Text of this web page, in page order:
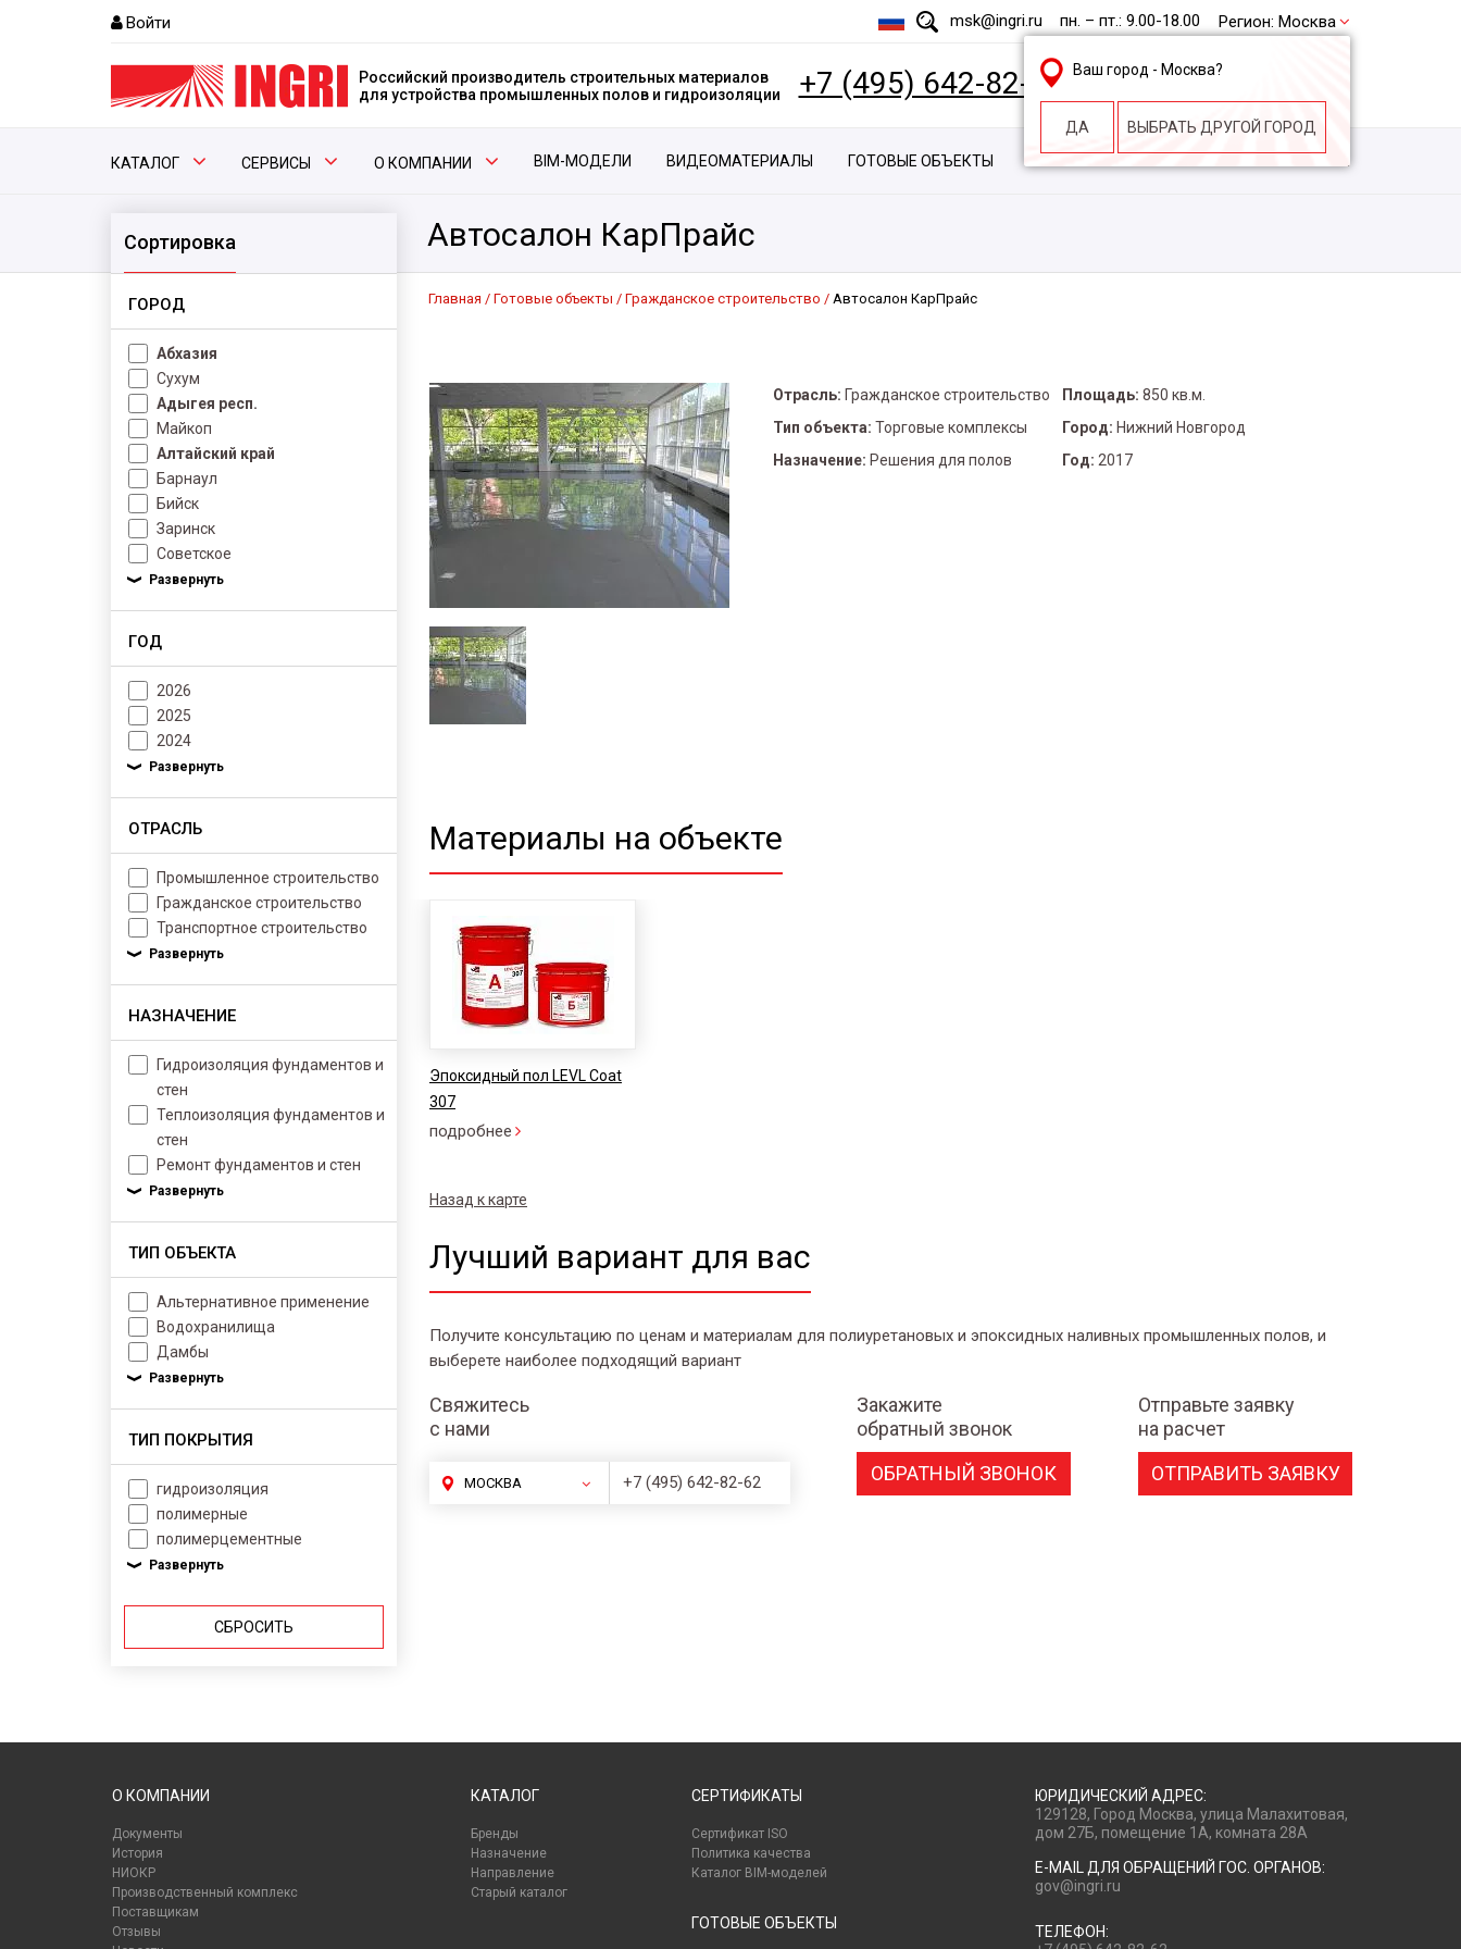
Войти msk@ingri.ru пн. – пт.: 9.00-18.00 Регион: Москва
Ваш город - Москва?
ДА ВЫБРАТЬ ДРУГОЙ ГОРОД
Российский производитель строительных материалов
для устройства промышленных полов и гидроизоляции
+7 (495) 642-82-62
КАТАЛОГ СЕРВИСЫ О КОМПАНИИ BIM-МОДЕЛИ ВИДЕОМАТЕРИАЛЫ ГОТОВЫЕ ОБЪЕКТЫ
Автосалон КарПрайс
Сортировка
ГОРОД
Абхазия
Сухум
Адыгея респ.
Майкоп
Алтайский край
Барнаул
Бийск
Заринск
Советское
ГОД
2026
2025
2024
ОТРАСЛЬ
Промышленное строительство
Гражданское строительство
Транспортное строительство
НАЗНАЧЕНИЕ
Гидроизоляция фундаментов и
стен
Теплоизоляция фундаментов и
стен
Ремонт фундаментов и стен
ТИП ОБЪЕКТА
Альтернативное применение
Водохранилища
Дамбы
ТИП ПОКРЫТИЯ
гидроизоляция
полимерные
полимерцементные
СБРОСИТЬ
Главная Готовые объекты Гражданское строительство Автосалон КарПрайс
Отрасль: Гражданское строительство Площадь: 850 кв.м.
Тип объекта: Торговые комплексы Город: Нижний Новгород
Назначение: Решения для полов Год: 2017
Материалы на объекте
Эпоксидный пол LEVL Coat
307
подробнее
Назад к карте
Лучший вариант для вас
Получите консультацию по ценам и материалам для полиуретановых и эпоксидных наливных промышленных полов, и
выберете наиболее подходящий вариант
Свяжитесь
с нами
МОСКВА +7 (495) 642-82-62
Закажите
обратный звонок
ОБРАТНЫЙ ЗВОНОК
Отправьте заявку
на расчет
ОТПРАВИТЬ ЗАЯВКУ
О КОМПАНИИ
Документы
История
НИОКР
Производственный комплекс
Поставщикам
Отзывы
КАТАЛОГ
Бренды
Назначение
Направление
Старый каталог
СЕРТИФИКАТЫ
Сертификат ISO
Политика качества
Каталог BIM-моделей
ГОТОВЫЕ ОБЪЕКТЫ
ЮРИДИЧЕСКИЙ АДРЕС:
129128, Город Москва, улица Малахитовая,
дом 27Б, помещение 1А, комната 28А
E-MAIL ДЛЯ ОБРАЩЕНИЙ ГОС. ОРГАНОВ:
gov@ingri.ru
ТЕЛЕФОН: